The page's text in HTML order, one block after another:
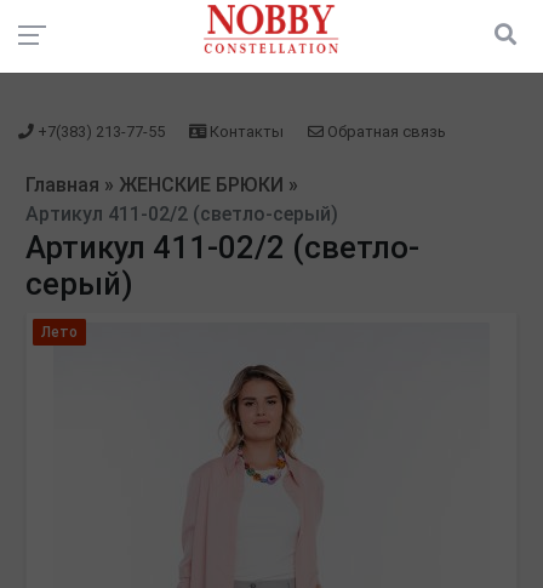
зарегистрироваться" />зарегистрироваться" />
+7(383) 213-77-55 Контакты Обратная связь
Главная » ЖЕНСКИЕ БРЮКИ »
Артикул 411-02/2 (светло-серый)
Артикул 411-02/2 (светло-
серый)
Лето